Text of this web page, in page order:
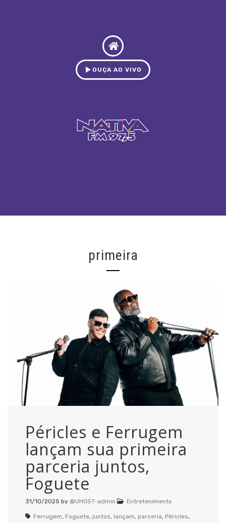
OUÇA AO VIVO
primeira
Péricles e Ferrugem
lançam sua primeira
parceria juntos,
Foguete
31/10/2025 by @UHOST-admin Entretenimento
Ferrugem, Foguete, juntos, lançam, parceria, Péricles,